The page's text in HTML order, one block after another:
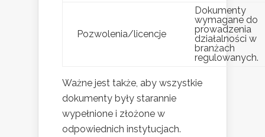
Pozwolenia/licencje
Dokumenty
wymagane do
prowadzenia
działalności w
branżach
regulowanych.
Ważne jest także, aby wszystkie
dokumenty były starannie
wypełnione i złożone w
odpowiednich instytucjach.